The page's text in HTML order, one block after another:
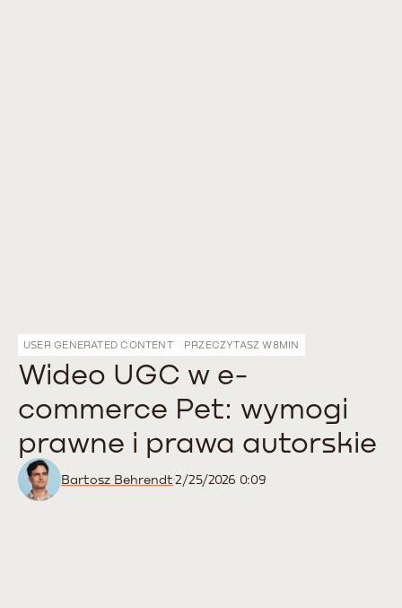
USER GENERATED CONTENT PRZECZYTASZ W8MIN
Wideo UGC w e-
commerce Pet: wymogi
prawne i prawa autorskie
Bartosz Behrendt2/25/2026 0:09